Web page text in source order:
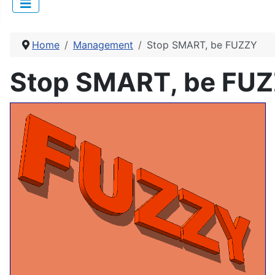
Home Management Stop SMART, be FUZZY
Stop SMART, be